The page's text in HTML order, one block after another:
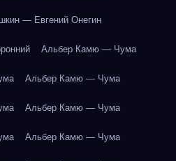
— Евгений Онегин
Альбер Камю — Чума
Альбер Камю — Чума
Альбер Камю — Чума
Альбер Камю — Чума